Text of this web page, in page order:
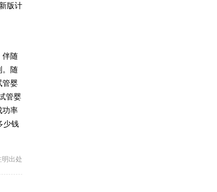
版计
伴随
。随
管婴
管婴
功率
少钱
出处